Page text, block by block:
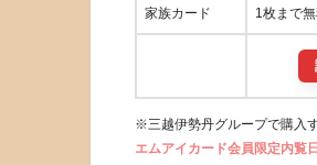
家族カード 1枚まで
※三越伊勢丹グループで購入
エムアイカード会員限定内覧